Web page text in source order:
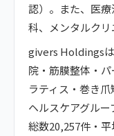
認）。また、医
科、メンタルクリ
givers Holdings
院・筋膜整体・
ラティス・巻き
ヘルスケアグル
総数20,257件・